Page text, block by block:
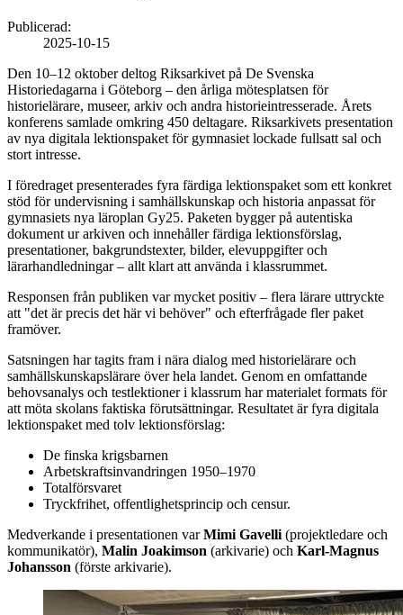
Publicerad:
2025-10-15
Den 10–12 oktober deltog Riksarkivet på De Svenska
Historiedagarna i Göteborg – den årliga mötesplatsen för
historielärare, museer, arkiv och andra historieintresserade. Årets
konferens samlade omkring 450 deltagare. Riksarkivets presentation
av nya digitala lektionspaket för gymnasiet lockade fullsatt sal och
stort intresse.
I föredraget presenterades fyra färdiga lektionspaket som ett konkret
stöd för undervisning i samhällskunskap och historia anpassat för
gymnasiets nya läroplan Gy25. Paketen bygger på autentiska
dokument ur arkiven och innehåller färdiga lektionsförslag,
presentationer, bakgrundstexter, bilder, elevuppgifter och
lärarhandledningar – allt klart att använda i klassrummet.
Responsen från publiken var mycket positiv – flera lärare uttryckte
att "det är precis det här vi behöver" och efterfrågade fler paket
framöver.
Satsningen har tagits fram i nära dialog med historielärare och
samhällskunskapslärare över hela landet. Genom en omfattande
behovsanalys och testlektioner i klassrum har materialet formats för
att möta skolans faktiska förutsättningar. Resultatet är fyra digitala
lektionspaket med tolv lektionsförslag:
De finska krigsbarnen
Arbetskraftsinvandringen 1950–1970
Totalförsvaret
Tryckfrihet, offentlighetsprincip och censur.
Medverkande i presentationen varMimi Gavelli (projektledare och
kommunikatör), Malin Joakimson (arkivarie) och Karl-Magnus
Johansson (förste arkivarie).